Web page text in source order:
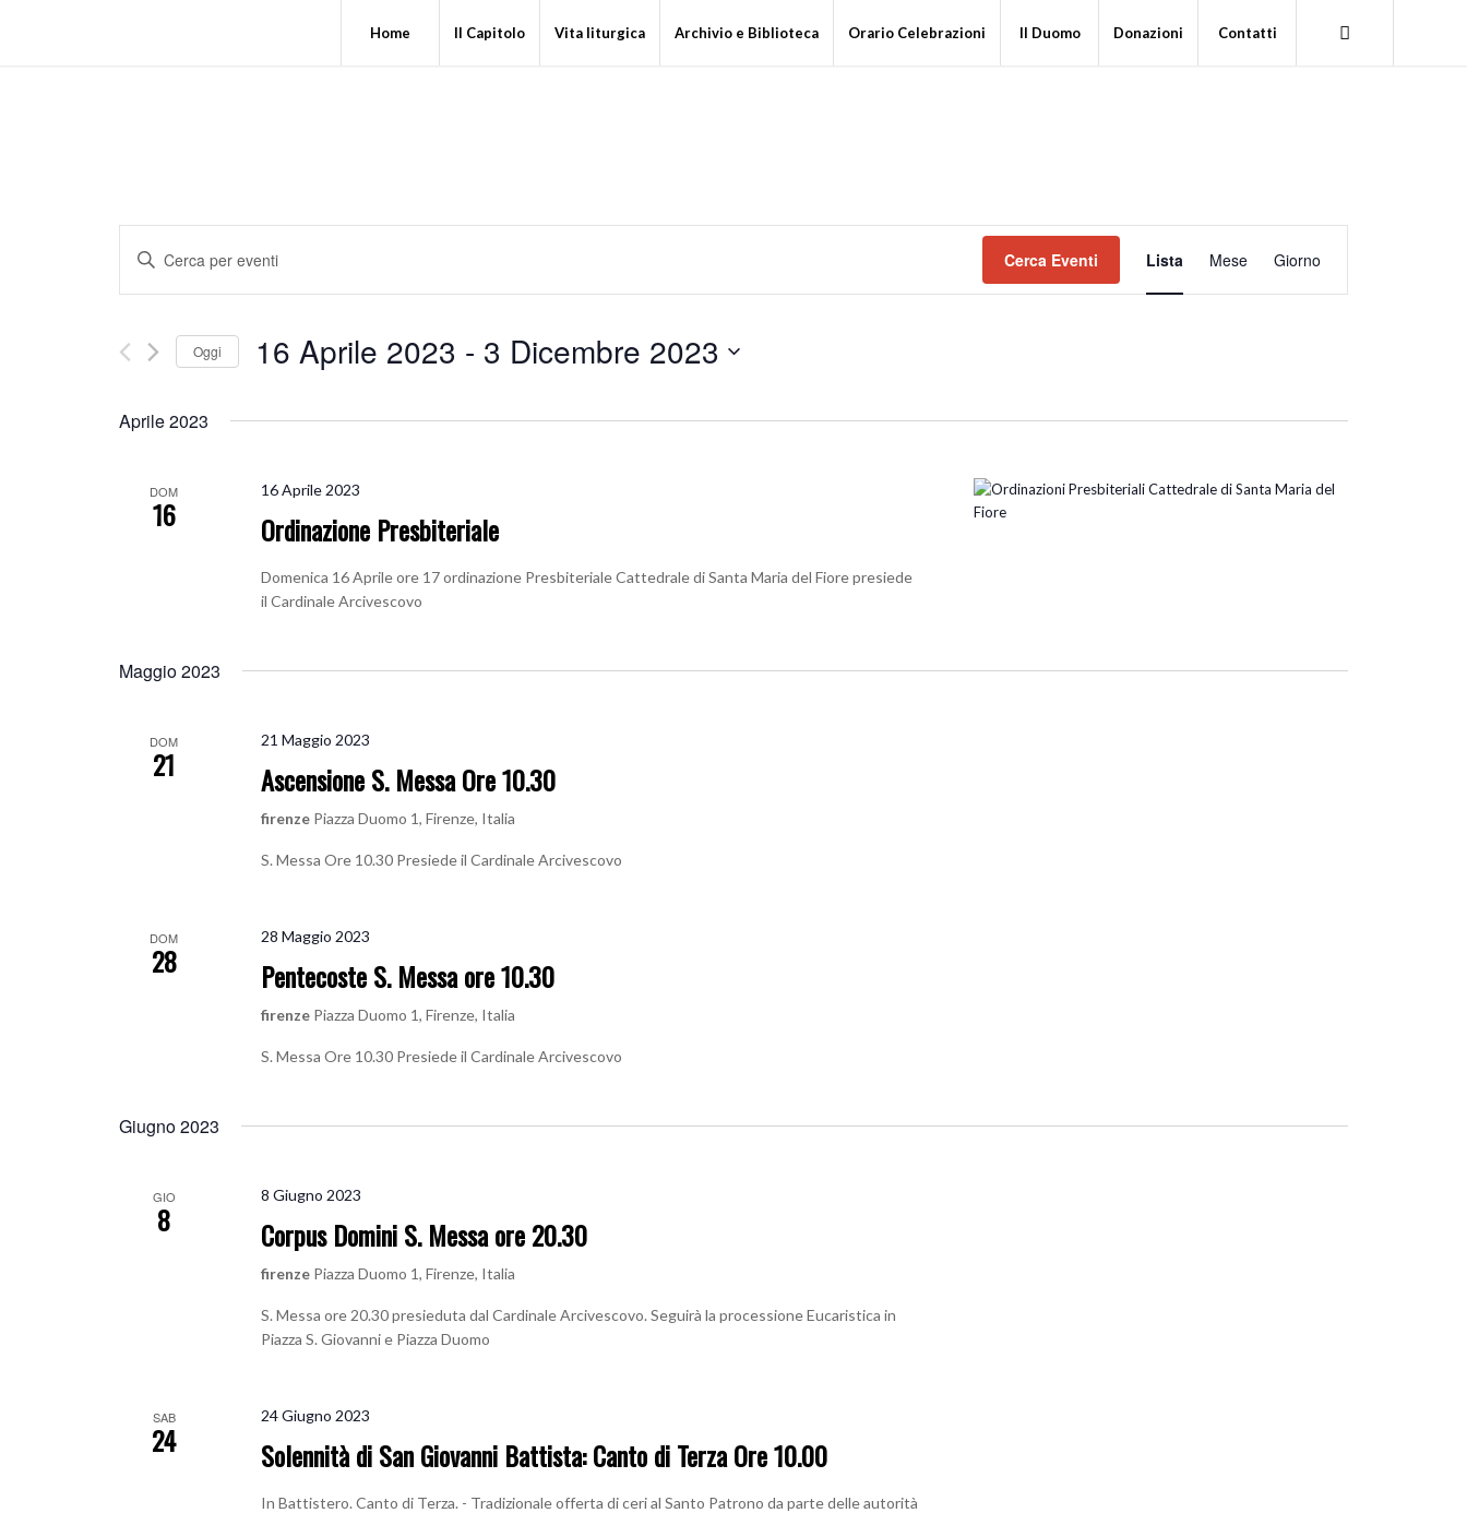
Home Il Capitolo Vita liturgica Archivio e Biblioteca Orario Celebrazioni Il Duomo Donazioni Contatti
Eventi
Ricerca
e
viste
Navigazione
Inserisci
Parola
Chiave.
Eventi
per
Cerca Eventi
Evento
Viste
Navigazione
Lista Mese Giorno
Oggi 16 Aprile 2023 - 3 Dicembre 2023
Aprile 2023
DOM
16
16 Aprile 2023
Ordinazione Presbiteriale
Domenica 16 Aprile ore 17 ordinazione Presbiteriale Cattedrale di Santa Maria del Fiore presiede
il Cardinale Arcivescovo
Maggio 2023
DOM
21
21 Maggio 2023
Ascensione S. Messa Ore 10.30
firenze Piazza Duomo 1, Firenze, Italia
S. Messa Ore 10.30 Presiede il Cardinale Arcivescovo
DOM
28
28 Maggio 2023
Pentecoste S. Messa ore 10.30
firenze Piazza Duomo 1, Firenze, Italia
S. Messa Ore 10.30 Presiede il Cardinale Arcivescovo
Giugno 2023
GIO
8
8 Giugno 2023
Corpus Domini S. Messa ore 20.30
firenze Piazza Duomo 1, Firenze, Italia
S. Messa ore 20.30 presieduta dal Cardinale Arcivescovo. Seguirà la processione Eucaristica in
Piazza S. Giovanni e Piazza Duomo
SAB
24
24 Giugno 2023
Solennità di San Giovanni Battista: Canto di Terza Ore 10.00
In Battistero. Canto di Terza. - Tradizionale offerta di ceri al Santo Patrono da parte delle autorità